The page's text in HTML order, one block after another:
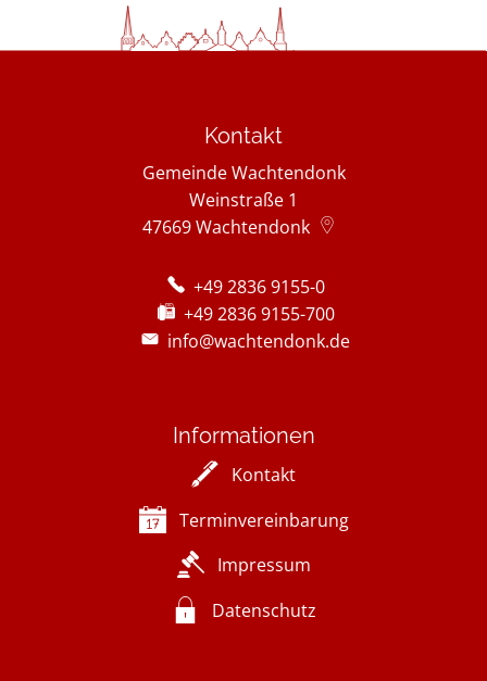
Kontakt
Gemeinde Wachtendonk
Weinstraße 1
47669Wachtendonk
+49 2836 9155-0
+49 2836 9155-700
info@wachtendonk.de
Informationen
Kontakt
Terminvereinbarung
Impressum
Datenschutz